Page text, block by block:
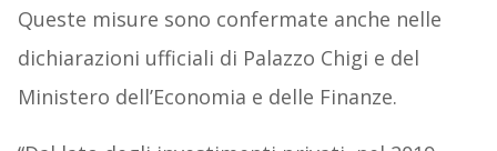
Queste misure sono confermate anche nelle
dichiarazioni ufficiali di Palazzo Chigi e del
Ministero dell’Economia e delle Finanze.